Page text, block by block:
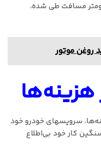
کارکرد عادی هر 10000 کیلومتر مسافت طی شده،
روغن موتور
سرویسهای خودرو خود
سنگین کار خود بی‌اطلاع